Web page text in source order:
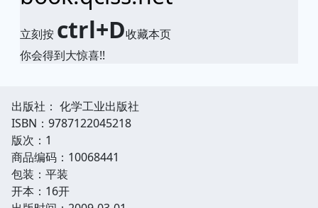
立刻按 ctrl+D收藏本页
你会得到大惊喜!!
出版社： 化学工业出版社
ISBN：9787122045218
版次：1
商品编码：10068441
包装：平装
开本：16开